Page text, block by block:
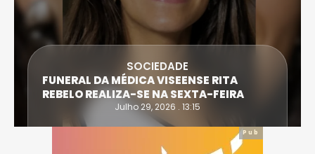
SOCIEDADE
FUNERAL DA MÉDICA VISEENSE RITA
REBELO REALIZA-SE NA SEXTA-FEIRA
Julho 29, 2026 . 13:15
Pub